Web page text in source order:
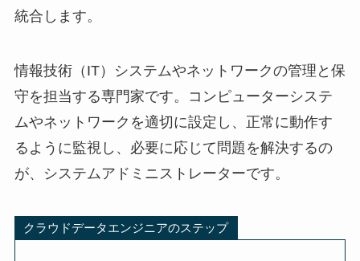
統合します。
情報技術（IT）システムやネットワークの管理と保
守を担当する専門家です。コンピューターシステ
ムやネットワークを適切に設定し、正常に動作す
るように監視し、必要に応じて問題を解決するの
が、システムアドミニストレーターです。
クラウドデータエンジニアのステップ